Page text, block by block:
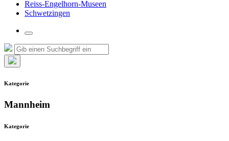
Reiss-Engelhorn-Museen
Schwetzingen
Suchfeld
umschalten
Suche
nach:
Suchen
Such-
verbergen
Kategorie
Mannheim
Kategorie